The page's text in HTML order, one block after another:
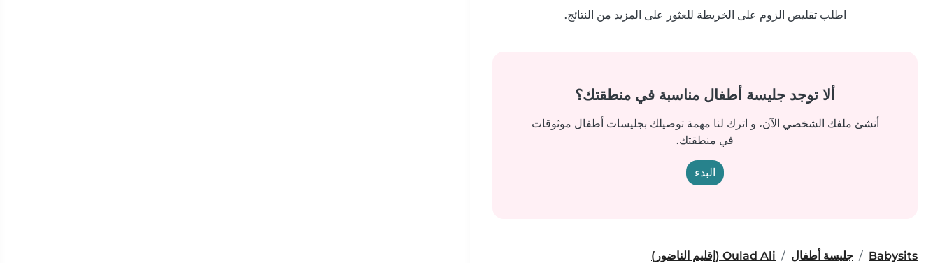
اطلب تقليص الزوم على الخريطة للعثور على المزيد من النتائج.
ألا توجد جليسة أطفال مناسبة في منطقتك؟
أنشئ ملفك الشخصي الآن، و اترك لنا مهمة توصيلك بجليسات أطفال موثوقات
في منطقتك.
البدء
Babysits جليسة أطفال Oulad Ali (إقليم الناضور)